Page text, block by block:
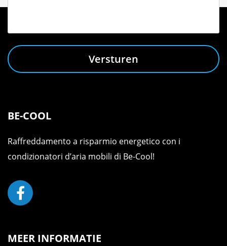
Versturen
BE-COOL
Raffreddamento a risparmio energetico con i
condizionatori d’aria mobili di Be-Cool!
MEER INFORMATIE